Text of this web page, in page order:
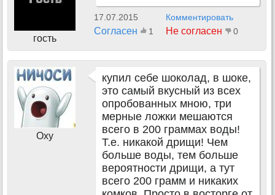
гость
17.07.2015 Комментировать
Согласен 1 Не согласен 0
Oxy
купил себе шоколад, в шоке,
это самый вкусный из всех
опробованных мною, три
мерные ложки мешаются
всего в 200 граммах воды!
Т.е. никакой дрищи! Чем
больше воды, тем больше
вероятности дрищи, а тут
всего 200 грамм и никаких